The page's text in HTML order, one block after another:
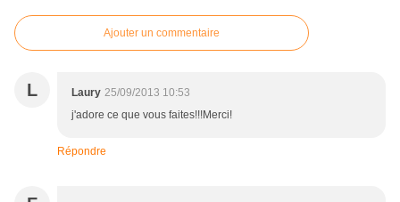
Ajouter un commentaire
L Laury 25/09/2013 10:53
j'adore ce que vous faites!!!Merci!
Répondre